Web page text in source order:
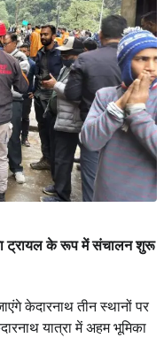
ट्रायल के रूप में संचालन शुरू
केदारनाथ तीन स्थानों पर
यात्रा में अहम भूमिका